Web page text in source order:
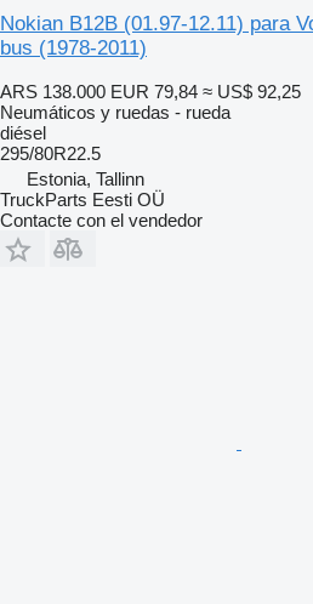
Nokian B12B (01.97-12.11) para
bus (1978-2011)
ARS 138.000 EUR 79,84 ≈ US$ 92,25
Neumáticos y ruedas - rueda
diésel
295/80R22.5
Estonia, Tallinn
TruckParts Eesti OÜ
Contacte con el vendedor